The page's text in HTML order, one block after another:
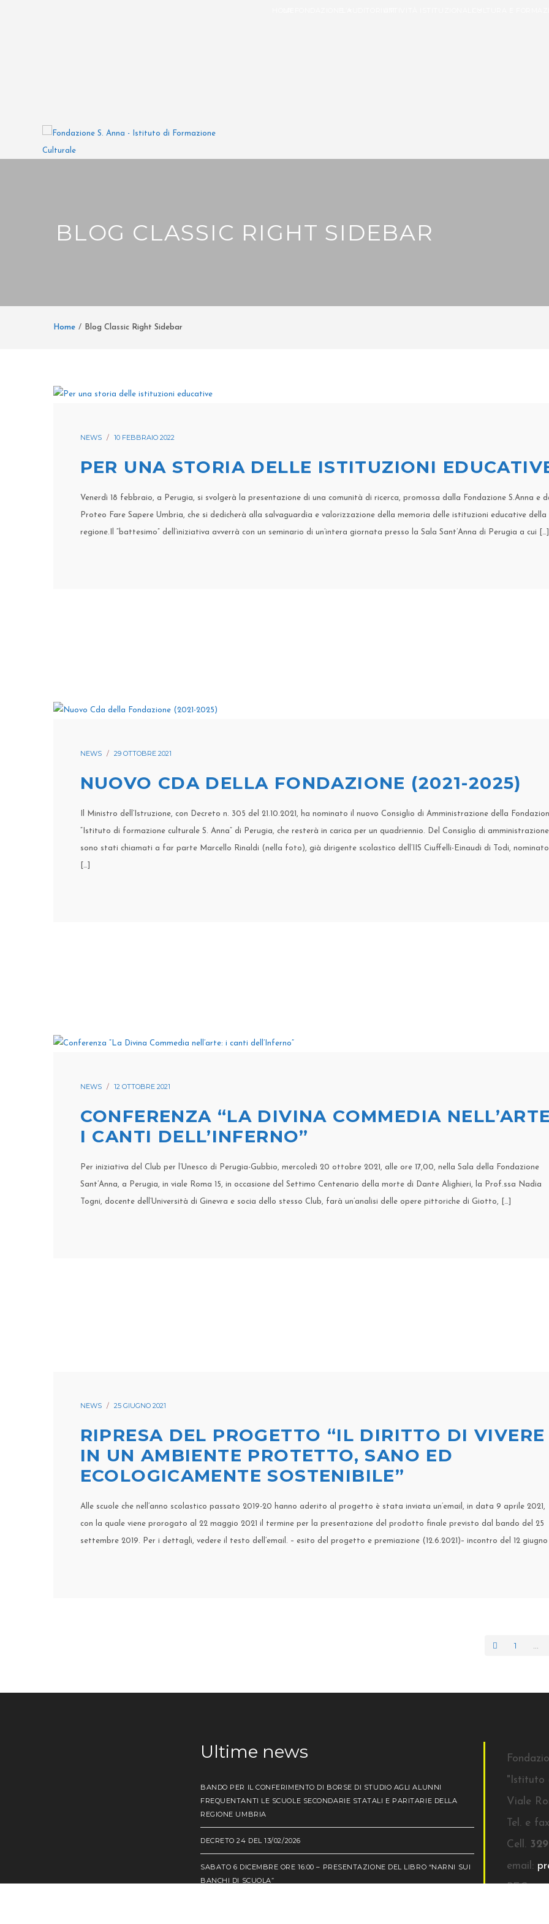
BLOG CLASSIC RIGHT SIDEBAR
Home Blog Classic Right Sidebar
NEWS 10 FEBBRAIO 2022
PER UNA STORIA DELLE ISTITUZIONI
Venerdì 18 febbraio, a Perugia, si svolgerà la presentazione di una comunità di ricerca, promossa dalla Fondazione S.Anna e
Proteo Fare Sapere Umbria, che si dedicherà alla salvaguardia e valorizzazione della memoria delle istituzioni educative della
regione.Il “battesimo” dell’iniziativa avverrà con un seminario di un’intera giornata presso la Sala Sant’Anna di Perugia a cui […]
NEWS 29 OTTOBRE 2021
NUOVO CDA DELLA FONDAZIONE (2021-2025)
Il Ministro dell’Istruzione, con Decreto n. 305 del 21.10.2021, ha nominato il nuovo Consiglio di Amministrazione della
“Istituto di formazione culturale S. Anna” di Perugia, che resterà in carica per un quadriennio. Del Consiglio di amministrazione
sono stati chiamati a far parte Marcello Rinaldi (nella foto), già dirigente scolastico dell’IIS Ciuffelli-Einaudi di Todi, nominato
[…]
NEWS 12 OTTOBRE 2021
CONFERENZA “LA DIVINA COMMEDIA
I CANTI DELL’INFERNO”
Per iniziativa del Club per l’Unesco di Perugia-Gubbio, mercoledì 20 ottobre 2021, alle ore 17,00, nella Sala della Fondazione
Sant’Anna, a Perugia, in viale Roma 15, in occasione del Settimo Centenario della morte di Dante Alighieri, la Prof.ssa Nadia
Togni, docente dell’Università di Ginevra e socia dello stesso Club, farà un’analisi delle opere pittoriche di Giotto, […]
NEWS 25 GIUGNO 2021
RIPRESA DEL PROGETTO “IL DIRITTO DI VIVERE
IN UN AMBIENTE PROTETTO, SANO ED
ECOLOGICAMENTE SOSTENIBILE”
Alle scuole che nell’anno scolastico passato 2019-20 hanno aderito al progetto è stata inviata un’email, in data 9 aprile 2021,
con la quale viene prorogato al 22 maggio 2021 il termine per la presentazione del prodotto finale previsto dal bando del 25
settembre 2019. Per i dettagli, vedere il testo dell’email. – esito del progetto e premiazione (12.6.2021)– incontro del 12 giugno
1
Ultime news
BANDO PER IL CONFERIMENTO DI BORSE DI STUDIO AGLI ALUNNI
FREQUENTANTI LE SCUOLE SECONDARIE STATALI E PARITARIE DELLA
REGIONE UMBRIA
DECRETO 24 DEL 13/02/2026
SABATO 6 DICEMBRE ORE 16:00 – PRESENTAZIONE DEL LIBRO “NARNI SUI
BANCHI DI SCUOLA”
"Istituto
Viale
Tel. e fax
Cell.
email: